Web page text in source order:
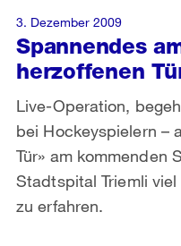
Spannendes
herzoffenen
Live-Operation,
bei Hockeyspielern –
Tür» am kommenden
Stadtspital Triemli
zu erfahren.
3. Dezember 2009